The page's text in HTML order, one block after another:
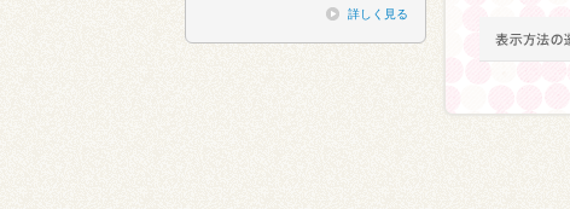
詳しく見る